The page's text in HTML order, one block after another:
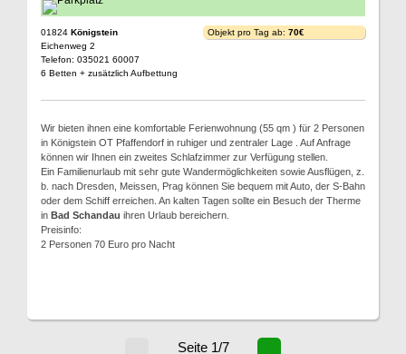
01824 Königstein
Eichenweg 2
Telefon: 035021 60007
6 Betten + zusätzlich Aufbettung
Objekt pro Tag ab: 70€
Wir bieten ihnen eine komfortable Ferienwohnung (55 qm ) für 2 Personen
in Königstein OT Pfaffendorf in ruhiger und zentraler Lage . Auf Anfrage
können wir Ihnen ein zweites Schlafzimmer zur Verfügung stellen.
Ein Familienurlaub mit sehr gute Wandermöglichkeiten sowie Ausflügen, z.
b. nach Dresden, Meissen, Prag können Sie bequem mit Auto, der S-Bahn
oder dem Schiff erreichen. An kalten Tagen sollte ein Besuch der Therme
in Bad Schandau ihren Urlaub bereichern.
Preisinfo:
2 Personen 70 Euro pro Nacht
Seite 1/7